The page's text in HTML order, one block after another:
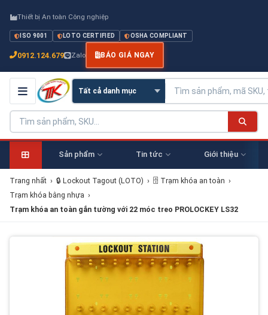
Thiết bị An toàn Công nghiệp
ISO 9001 LOTO CERTIFIED OSHA COMPLIANT
0912.124.679 Zalo BÁO GIÁ NGAY
Sản phẩm Tin tức Giới thiệu
Trang nhất › 🔒 Lockout Tagout (LOTO) › 🗄 Trạm khóa an toàn ›
Trạm khóa bằng nhựa ›
Trạm khóa an toàn gắn tường với 22 móc treo PROLOCKEY LS32